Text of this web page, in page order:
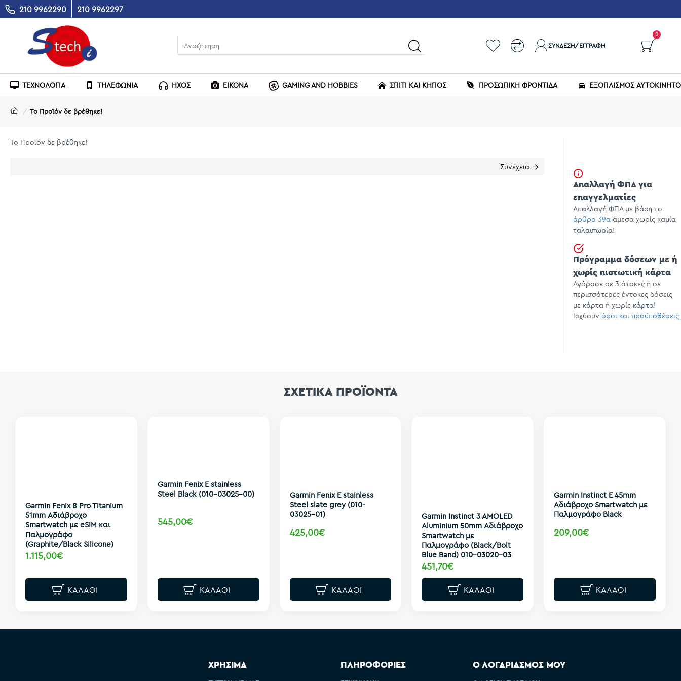
210 9962290 210 9962297
ΣΎΝΔΕΣΗ/ΕΓΓΡΑΦΉ
0
ΤΕΧΝΟΛΟΓΙΑ ΤΗΛΕΦΩΝΙΑ ΗΧΟΣ ΕΙΚΟΝΑ GAMING AND HOBBIES ΣΠΙΤΙ ΚΑΙ ΚΗΠΟΣ ΠΡΟΣΩΠΙΚΗ ΦΡΟΝΤΙΔΑ ΕΞΟΠΛΙΣΜΌΣ
Το Προϊόν δε βρέθηκε!
Το Προϊόν δε βρέθηκε!
Συνέχεια
Απαλλαγή ΦΠΑ για
επαγγελματίες
Απαλλαγή ΦΠΑ με βάση το
άρθρο 39α άμεσα χωρίς καμία
ταλαιπωρία!
Πρόγραμμα δόσεων με ή
χωρίς πιστωτική κάρτα
Αγόρασε σε 3 άτοκες ή σε
περισσότερες έντοκες δόσεις
με κάρτα ή χωρίς κάρτα!
Ισχύουν όροι και προϋποθέσεις.
ΣΧΕΤΙΚΑ ΠΡΟΪΟΝΤΑ
Garmin Fenix 8 Pro Titanium
51mm Αδιάβροχο
Smartwatch με eSIM και
Παλμογράφο
(Graphite/Black Silicone)
1.115,00€
ΚΑΛΆΘΙ
Garmin Fenix E stainless
Steel Black (010-03025-00)
545,00€
ΚΑΛΆΘΙ
Garmin Fenix E stainless
Steel slate grey (010-
03025-01)
425,00€
ΚΑΛΆΘΙ
Garmin Instinct 3 AMOLED
Aluminium 50mm Αδιάβροχο
Smartwatch με
Παλμογράφο (Black/Bolt
Blue Band) 010-03020-03
451,70€
ΚΑΛΆΘΙ
Garmin Instinct E 45mm
Αδιάβροχο Smartwatch με
Παλμογράφο Black
209,00€
ΚΑΛΆΘΙ
ΧΡΗΣΙΜΑ ΠΛΗΡΟΦΟΡΙΕΣ Ο ΛΟΓΑΡΙΑΣΜΟΣ ΜΟΥ